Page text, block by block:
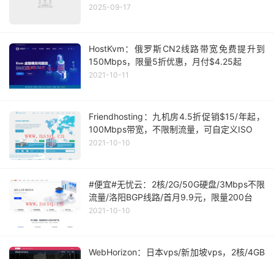
2025-09-17
HostKvm：俄罗斯CN2线路带宽免费提升到
150Mbps，限量5折优惠，月付$4.25起
2021-10-11
Friendhosting：九机房4.5折促销$15/年起，
100Mbps带宽，不限制流量，可自定义ISO
2021-10-10
#便宜#无忧云：2核/2G/50G硬盘/3Mbps不限
流量/洛阳BGP线路/首月9.9元，限量200台
2021-10-10
WebHorizon：日本vps/新加坡vps，2核/4GB